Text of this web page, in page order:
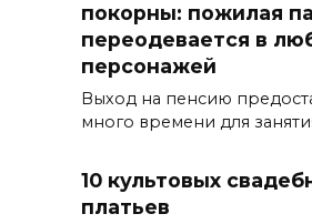
покорны: пожилая
переодевается в
персонажей
Выход на пенсию
много времени для
10 культовых
платьев